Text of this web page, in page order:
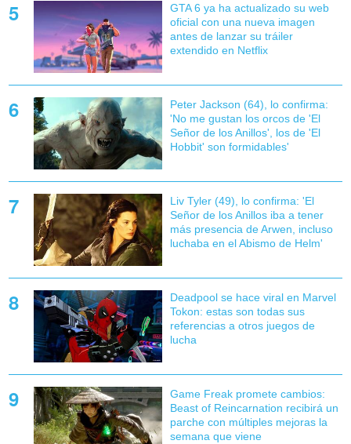
GTA 6 ya ha actualizado su web
oficial con una nueva imagen
antes de lanzar su tráiler
extendido en Netflix
Peter Jackson (64), lo confirma:
'No me gustan los orcos de 'El
Señor de los Anillos', los de 'El
Hobbit' son formidables'
Liv Tyler (49), lo confirma: 'El
Señor de los Anillos iba a tener
más presencia de Arwen, incluso
luchaba en el Abismo de Helm'
Deadpool se hace viral en Marvel
Tokon: estas son todas sus
referencias a otros juegos de
lucha
Game Freak promete cambios:
Beast of Reincarnation recibirá un
parche con múltiples mejoras la
semana que viene